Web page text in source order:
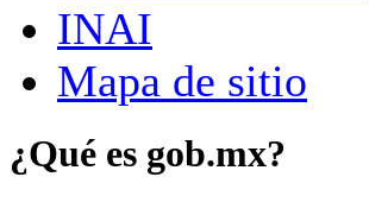
INAI
Mapa de sitio
¿Qué es gob.mx?